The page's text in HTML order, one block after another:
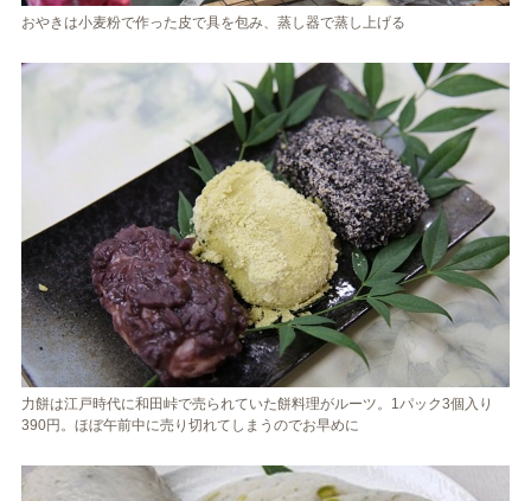
おやきは小麦粉で作った皮で具を包み、蒸し器で蒸し上げる
力餅は江戸時代に和田峠で売られていた餅料理がルーツ。1パック3個入り
390円。ほぼ午前中に売り切れてしまうのでお早めに